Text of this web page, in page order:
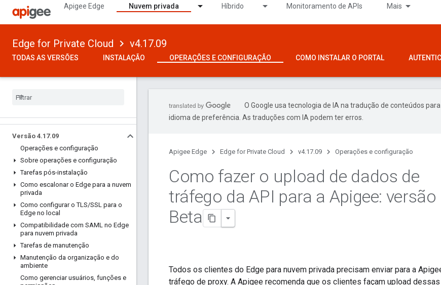
Apigee Edge Nuvem privada Híbrido Monitoramento de APIs Mais
Edge for Private Cloud v4.17.09
TODAS AS VERSÕES INSTALAÇÃO OPERAÇÕES E CONFIGURAÇÃO COMO INSTALAR O PORTAL
Versão 4.17.09
Operações e configuração
Sobre operações e configuração
Tarefas pós-instalação
Como escalonar o Edge para a nuvem
privada
Como configurar o TLS/SSL para o
Edge no local
Compatibilidade com SAML no Edge
para nuvem privada
Tarefas de manutenção
Manutenção da organização e do
ambiente
Como gerenciar usuários, funções e
O Google usa tecnologia de IA na tradução de conteúdos
idioma de preferência. As traduções com IA podem ter erros.
Apigee Edge Edge for Private Cloud v4.17.09 Operações e configuração
Como fazer o upload de dados de
tráfego da API para a Apigee: versão
Beta
Todos os clientes do Edge para nuvem privada precisam enviar para a
tráfego de proxy. A Apigee recomenda que os clientes façam upload